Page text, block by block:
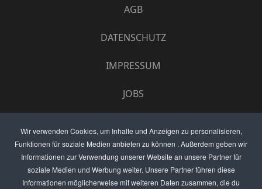
Wir verwenden Cookies, um Inhalte und Anzeigen zu personalisieren,
Funktionen für soziale Medien anbieten zu können . Außerdem geben wir
Informationen zur Verwendung unserer Website an unsere Partner für
soziale Medien und Werbung weiter. Unsere Partner führen diese
Informationen möglicherweise mit weiteren Daten zusammen, die du
AGB
DATENSCHUTZ
IMPRESSUM
JOBS
ANZEIGEN PREISE
BEWERTET UNS